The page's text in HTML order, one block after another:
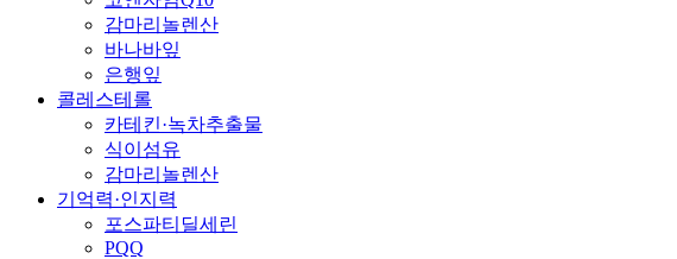
감마리놀렌산
바나바잎
은행잎
콜레스테롤
카테킨·녹차추출물
식이섬유
감마리놀렌산
기억력·인지력
포스파티딜세린
PQQ